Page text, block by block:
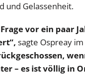
und Gelassenheit.
vor ein paar
sagte Ospreay
– es ist völlig in